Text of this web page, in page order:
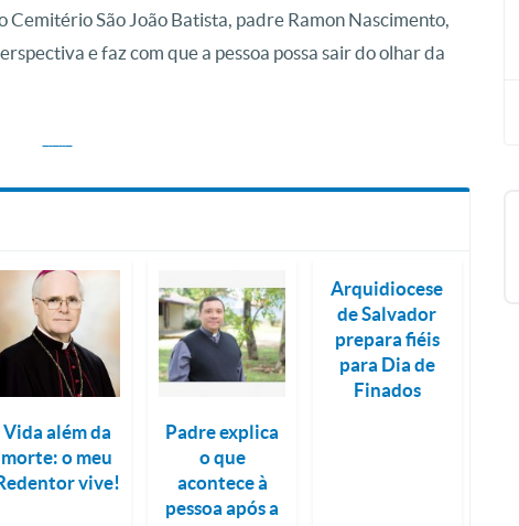
Cemitério São João Batista, padre Ramon Nascimento,
e faz com que a pessoa possa sair do olhar da
Vida além da
morte: o meu
vive!
Padre explica
o que
acontece à
pessoa após a
Arquidiocese
de Salvador
prepara fiéis
para Dia de
Finados